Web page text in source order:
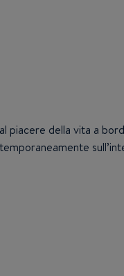
piacere della vita a